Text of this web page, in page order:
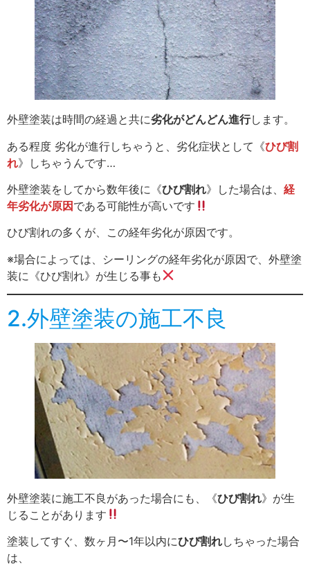
外壁塗装は時間の経過と共に劣化がどんどん進行します。
ある程度 劣化が進行しちゃうと、劣化症状として《ひび割
れ》しちゃうんです…
外壁塗装をしてから数年後に《ひび割れ》した場合は、 経
年劣化が原因である可能性が高いです
ひび割れの多くが、この経年劣化が原因です。
※場合によっては、シーリングの経年劣化が原因で、外壁塗
装に《ひび割れ》が生じる事も
2.外壁塗装の施工不良
外壁塗装に施工不良があった場合にも、《ひび割れ》が生
じることがあります
塗装してすぐ、数ヶ月〜1年以内にひび割れしちゃった場合
は、